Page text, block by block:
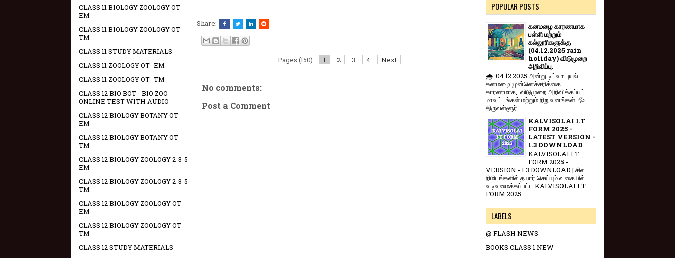
Share:
Pages (150) 1 2 3 4 Next
No comments:
Post a Comment
CLASS 11 BIOLOGY ZOOLOGY OT -
EM
CLASS 11 BIOLOGY ZOOLOGY OT -
TM
CLASS 11 STUDY MATERIALS
CLASS 11 ZOOLOGY OT -EM
CLASS 11 ZOOLOGY OT -TM
CLASS 12 BIO BOT - BIO ZOO
ONLINE TEST WITH AUDIO
CLASS 12 BIOLOGY BOTANY OT
EM
CLASS 12 BIOLOGY BOTANY OT
TM
CLASS 12 BIOLOGY ZOOLOGY 2-3-5
EM
CLASS 12 BIOLOGY ZOOLOGY 2-3-5
TM
CLASS 12 BIOLOGY ZOOLOGY OT
EM
CLASS 12 BIOLOGY ZOOLOGY OT
TM
CLASS 12 STUDY MATERIALS
POPULAR POSTS
கனமழை காரணமாக
பள்ளி மற்றும்
கல்லூரிகளுக்கு
(04.12.2025 rain
holiday) விடுமுறை
அறிவிப்பு.
🌧️ 04.12.2025 அன்று டிட்வா புயல்
கனமழை முன்னெச்சரிக்கை
காரணமாக, விடுமுறை அறிவிக்கப்பட்ட
மாவட்டங்கள் மற்றும் நிறுவனங்கள்: 💦
திருவள்ளூர் ...
KALVISOLAI I.T
FORM 2025 -
LATEST VERSION -
1.3 DOWNLOAD
KALVISOLAI I.T
FORM 2025 -
VERSION - 1.3 DOWNLOAD | சில
நிமிடங்களில் தயார் செய்யும் வகையில்
வடிவமைக்கப்பட்ட KALVISOLAI I.T
FORM 2025.......
LABELS
@ FLASH NEWS
BOOKS CLASS 1 NEW